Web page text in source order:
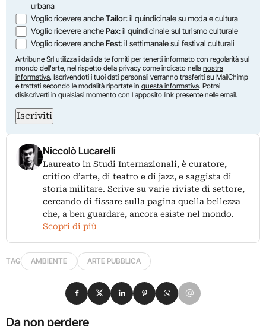
urbana
Voglio ricevere ancheTailor: il quindicinale su moda e cultura
Voglio ricevere anchePax: il quindicinale sul turismo culturale
Voglio ricevere ancheFest: il settimanale sui festival culturali
Artribune Srl utilizza i dati da te forniti per tenerti informato con regolarità sul
mondo dell'arte, nel rispetto della privacy come indicato nella nostra
informativa. Iscrivendoti i tuoi dati personali verranno trasferiti su MailChimp
e trattati secondo le modalità riportate in questa informativa. Potrai
disiscriverti in qualsiasi momento con l'apposito link presente nelle email.
Iscriviti
Niccolò Lucarelli
Laureato in Studi Internazionali, è curatore,
critico d’arte, di teatro e di jazz, e saggista di
storia militare. Scrive su varie riviste di settore,
cercando di fissare sulla pagina quella bellezza
che, a ben guardare, ancora esiste nel mondo.
Scopri di più
TAG AMBIENTE ARTE PUBBLICA
Da non perdere
Condividi su Facebook
Condividi su X
Condividi su LinkedIn
Condividi su Pinterest
Condividi su WhatsApp
Condividi su Email